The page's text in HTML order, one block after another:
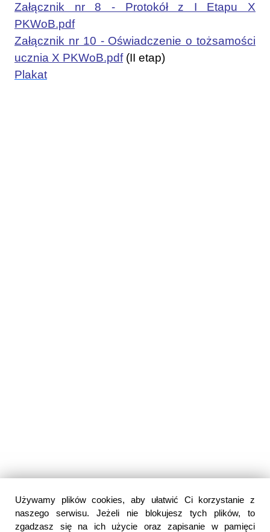
Używamy plików cookies, aby ułatwić Ci korzystanie z
naszego serwisu. Jeżeli nie blokujesz tych plików, to
zgadzasz się na ich użycie oraz zapisanie w pamięci
Załącznik nr 8 - Protokół z I Etapu X
PKWoB.pdf
Załącznik nr 10 - Oświadczenie o tożsamości
ucznia X PKWoB.pdf (II etap)
Plakat